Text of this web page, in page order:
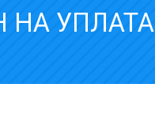
НА УПЛАТА